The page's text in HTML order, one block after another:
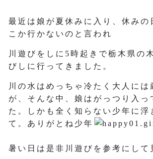
最近は娘が夏休みに入り、休みの
こか行かないのと言われ
川遊びをしに5時起きで栃木県の
びしに行ってきました。
川の水はめっちゃ冷たく大人には
が、そんな中、娘はがっつり入っ
た。しかも全く知らない少年に浮
て。ありがとね少年
暑い日は是非川遊びを参考にして